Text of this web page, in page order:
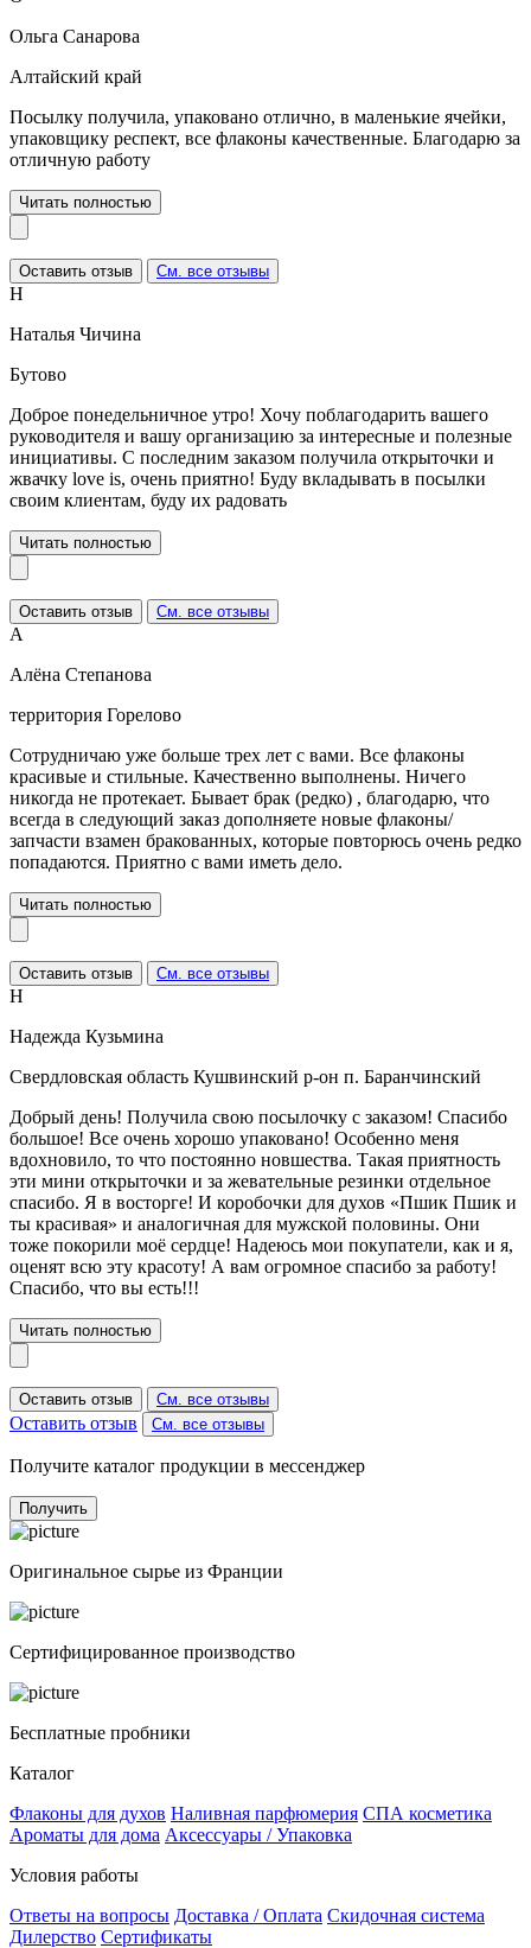
Ольга Санарова
Алтайский край
Посылку получила, упаковано отлично, в маленькие ячейки,
упаковщику респект, все флаконы качественные. Благодарю за
отличную работу
Читать полностью
Оставить отзыв См. все отзывы
Н
Наталья Чичина
Бутово
Доброе понедельничное утро! Хочу поблагодарить вашего
руководителя и вашу организацию за интересные и полезные
инициативы. С последним заказом получила открыточки и
жвачку love is, очень приятно! Буду вкладывать в посылки
своим клиентам, буду их радовать
Читать полностью
Оставить отзыв См. все отзывы
А
Алёна Степанова
территория Горелово
Сотрудничаю уже больше трех лет с вами. Все флаконы
красивые и стильные. Качественно выполнены. Ничего
никогда не протекает. Бывает брак (редко) , благодарю, что
всегда в следующий заказ дополняете новые флаконы/
запчасти взамен бракованных, которые повторюсь очень редко
попадаются. Приятно с вами иметь дело.
Читать полностью
Оставить отзыв См. все отзывы
Н
Надежда Кузьмина
Свердловская область Кушвинский р-он п. Баранчинский
Добрый день! Получила свою посылочку с заказом! Спасибо
большое! Все очень хорошо упаковано! Особенно меня
вдохновило, то что постоянно новшества. Такая приятность
эти мини открыточки и за жевательные резинки отдельное
спасибо. Я в восторге! И коробочки для духов «Пшик Пшик и
ты красивая» и аналогичная для мужской половины. Они
тоже покорили моё сердце! Надеюсь мои покупатели, как и я,
оценят всю эту красоту! А вам огромное спасибо за работу!
Спасибо, что вы есть!!!
Читать полностью
Оставить отзыв См. все отзывы
Оставить отзыв См. все отзывы
Получите каталог продукции в мессенджер
Получить
Оригинальное сырье из Франции
Сертифицированное производство
Бесплатные пробники
Каталог
Флаконы для духов Наливная парфюмерия СПА косметика
Ароматы для дома Аксессуары / Упаковка
Условия работы
Ответы на вопросы Доставка / Оплата Скидочная система
Дилерство Сертификаты